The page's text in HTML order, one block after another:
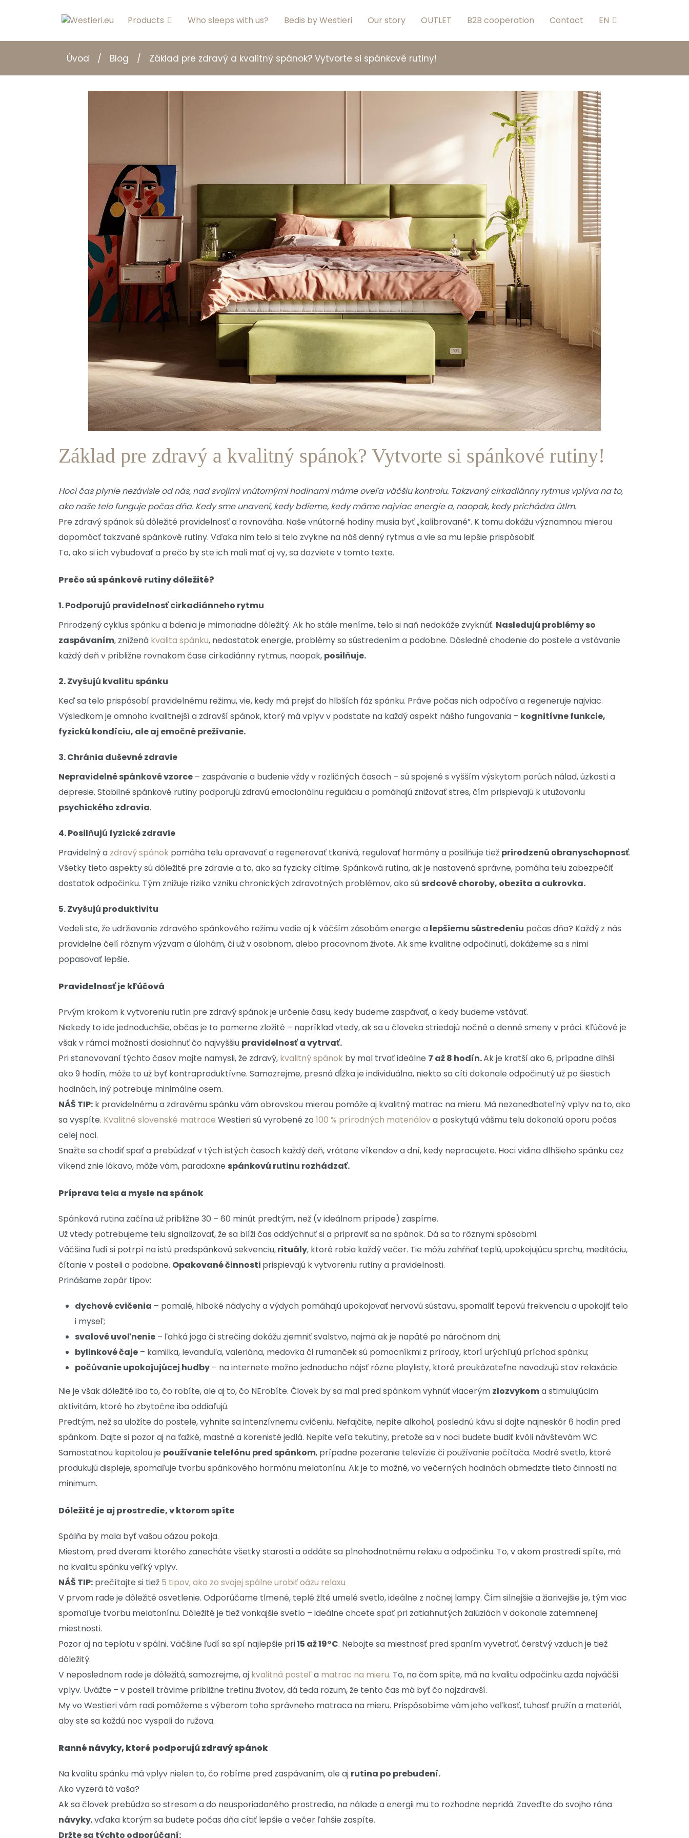
Products Who sleeps with us? Bedis by Westieri Our story OUTLET B2B cooperation Contact EN
Úvod / Blog / Základ pre zdravý a kvalitný spánok? Vytvorte si spánkové rutiny!
Základ pre zdravý a kvalitný spánok? Vytvorte si spánkové rutiny!
Hoci čas plynie nezávisle od nás, nad svojimi vnútornými hodinami máme oveľa väčšiu kontrolu. Takzvaný cirkadiánny rytmus vplýva na to,
ako naše telo funguje počas dňa. Kedy sme unavení, kedy bdieme, kedy máme najviac energie a, naopak, kedy prichádza útlm.
Pre zdravý spánok sú dôležité pravidelnosť a rovnováha. Naše vnútorné hodiny musia byť „kalibrované”. K tomu dokážu významnou mierou
dopomôcť takzvané spánkové rutiny. Vďaka nim telo si telo zvykne na náš denný rytmus a vie sa mu lepšie prispôsobiť.
To, ako si ich vybudovať a prečo by ste ich mali mať aj vy, sa dozviete v tomto texte.
Prečo sú spánkové rutiny dôležité?
1. Podporujú pravidelnosť cirkadiánneho rytmu
Prirodzený cyklus spánku a bdenia je mimoriadne dôležitý. Ak ho stále meníme, telo si naň nedokáže zvyknúť. Nasledujú problémy so
zaspávaním, znížená kvalita spánku, nedostatok energie, problémy so sústredením a podobne. Dôsledné chodenie do postele a vstávanie
každý deň v približne rovnakom čase cirkadiánny rytmus, naopak, posilňuje.
2. Zvyšujú kvalitu spánku
Keď sa telo prispôsobí pravidelnému režimu, vie, kedy má prejsť do hlbších fáz spánku. Práve počas nich odpočíva a regeneruje najviac.
Výsledkom je omnoho kvalitnejší a zdravší spánok, ktorý má vplyv v podstate na každý aspekt nášho fungovania – kognitívne funkcie,
fyzickú kondíciu, ale aj emočné prežívanie.
3. Chránia duševné zdravie
Nepravidelné spánkové vzorce – zaspávanie a budenie vždy v rozličných časoch – sú spojené s vyšším výskytom porúch nálad, úzkosti a
depresie. Stabilné spánkové rutiny podporujú zdravú emocionálnu reguláciu a pomáhajú znižovať stres, čím prispievajú k utužovaniu
psychického zdravia.
4. Posilňujú fyzické zdravie
Pravidelný a zdravý spánok pomáha telu opravovať a regenerovať tkanivá, regulovať hormóny a posilňuje tiež prirodzenú obranyschopnosť.
Všetky tieto aspekty sú dôležité pre zdravie a to, ako sa fyzicky cítime. Spánková rutina, ak je nastavená správne, pomáha telu zabezpečiť
dostatok odpočinku. Tým znižuje riziko vzniku chronických zdravotných problémov, ako sú srdcové choroby, obezita a cukrovka.
5. Zvyšujú produktivitu
Vedeli ste, že udržiavanie zdravého spánkového režimu vedie aj k väčším zásobám energie alepšiemu sústredeniu počas dňa? Každý z nás
pravidelne čelí rôznym výzvam a úlohám, či už v osobnom, alebo pracovnom živote. Ak sme kvalitne odpočinutí, dokážeme sa s nimi
popasovať lepšie.
Pravidelnosť je kľúčová
Prvým krokom k vytvoreniu rutín pre zdravý spánok je určenie času, kedy budeme zaspávať, a kedy budeme vstávať.
Niekedy to ide jednoduchšie, občas je to pomerne zložité – napríklad vtedy, ak sa u človeka striedajú nočné a denné smeny v práci. Kľúčové je
však v rámci možností dosiahnuť čo najvyššiu pravidelnosť a vytrvať.
Pri stanovovaní týchto časov majte namysli, že zdravý, kvalitný spánok by mal trvať ideálne 7 až 8 hodín.Ak je kratší ako 6, prípadne dlhší
ako 9 hodín, môže to už byť kontraproduktívne. Samozrejme, presná dĺžka je individuálna, niekto sa cíti dokonale odpočinutý už po šiestich
hodinách, iný potrebuje minimálne osem.
NÁŠ TIP: k pravidelnému a zdravému spánku vám obrovskou mierou pomôže aj kvalitný matrac na mieru. Má nezanedbateľný vplyv na to, ako
sa vyspíte. Kvalitné slovenské matrace Westieri sú vyrobené zo 100 % prírodných materiálova poskytujú vášmu telu dokonalú oporu počas
celej noci.
Snažte sa chodiť spať a prebúdzať v tých istých časoch každý deň, vrátane víkendov a dní, kedy nepracujete. Hoci vidina dlhšieho spánku cez
víkend znie lákavo, môže vám, paradoxne spánkovú rutinu rozhádzať.
Príprava tela a mysle na spánok
Spánková rutina začína už približne 30 – 60 minút predtým, než (v ideálnom prípade) zaspíme.
Už vtedy potrebujeme telu signalizovať, že sa blíži čas oddýchnuť si a pripraviť sa na spánok. Dá sa to rôznymi spôsobmi.
Väčšina ľudí si potrpí na istú predspánkovú sekvenciu,rituály, ktoré robia každý večer. Tie môžu zahŕňať teplú, upokojujúcu sprchu, meditáciu,
čítanie v posteli a podobne. Opakované činnosti prispievajú k vytvoreniu rutiny a pravidelnosti.
Prinášame zopár tipov:
dychové cvičenia – pomalé, hlboké nádychy a výdych pomáhajú upokojovať nervovú sústavu, spomaliť tepovú frekvenciu a upokojiť telo
i myseľ;
svalové uvoľnenie – ľahká joga či strečing dokážu zjemniť svalstvo, najmä ak je napäté po náročnom dni;
bylinkové čaje – kamilka, levanduľa, valeriána, medovka či rumanček sú pomocníkmi z prírody, ktorí urýchľujú príchod spánku;
počúvanie upokojujúcej hudby – na internete možno jednoducho nájsť rôzne playlisty, ktoré preukázateľne navodzujú stav relaxácie.
Nie je však dôležité iba to, čo robíte, ale aj to, čo NErobíte. Človek by sa mal pred spánkom vyhnúť viacerým zlozvykoma stimulujúcim
aktivitám, ktoré ho zbytočne iba oddiaľujú.
Predtým, než sa uložíte do postele, vyhnite sa intenzívnemu cvičeniu. Nefajčite, nepite alkohol, poslednú kávu si dajte najneskôr 6 hodín pred
spánkom. Dajte si pozor aj na ťažké, mastné a korenisté jedlá. Nepite veľa tekutiny, pretože sa v noci budete budiť kvôli návštevám WC.
Samostatnou kapitolou je používanie telefónu pred spánkom, prípadne pozeranie televízie či používanie počítača. Modré svetlo, ktoré
produkujú displeje, spomaľuje tvorbu spánkového hormónu melatonínu. Ak je to možné, vo večerných hodinách obmedzte tieto činnosti na
minimum.
Dôležité je aj prostredie, v ktorom spíte
Spálňa by mala byť vašou oázou pokoja.
Miestom, pred dverami ktorého zanecháte všetky starosti a oddáte sa plnohodnotnému relaxu a odpočinku. To, v akom prostredí spíte, má
na kvalitu spánku veľký vplyv.
NÁŠ TIP: prečítajte si tiež 5 tipov, ako zo svojej spálne urobiť oázu relaxu
V prvom rade je dôležité osvetlenie. Odporúčame tlmené, teplé žlté umelé svetlo, ideálne z nočnej lampy. Čím silnejšie a žiarivejšie je, tým viac
spomaľuje tvorbu melatonínu. Dôležité je tiež vonkajšie svetlo – ideálne chcete spať pri zatiahnutých žalúziách v dokonale zatemnenej
miestnosti.
Pozor aj na teplotu v spálni. Väčšine ľudí sa spí najlepšie pri15 až 19°C. Nebojte sa miestnosť pred spaním vyvetrať, čerstvý vzduch je tiež
dôležitý.
V neposlednom rade je dôležitá, samozrejme, aj kvalitná posteľa matrac na mieru. To, na čom spíte, má na kvalitu odpočinku azda najväčší
vplyv. Uvážte – v posteli trávime približne tretinu životov, dá teda rozum, že tento čas má byť čo najzdravší.
My vo Westieri vám radi pomôžeme s výberom toho správneho matraca na mieru. Prispôsobíme vám jeho veľkosť, tuhosť pružín a materiál,
aby ste sa každú noc vyspali do ružova.
Ranné návyky, ktoré podporujú zdravý spánok
Na kvalitu spánku má vplyv nielen to, čo robíme pred zaspávaním, ale aj rutina po prebudení.
Ako vyzerá tá vaša?
Ak sa človek prebúdza so stresom a do neusporiadaného prostredia, na nálade a energii mu to rozhodne nepridá. Zaveďte do svojho rána
návyky, vďaka ktorým sa budete počas dňa cítiť lepšie a večer ľahšie zaspíte.
Držte sa týchto odporúčaní: